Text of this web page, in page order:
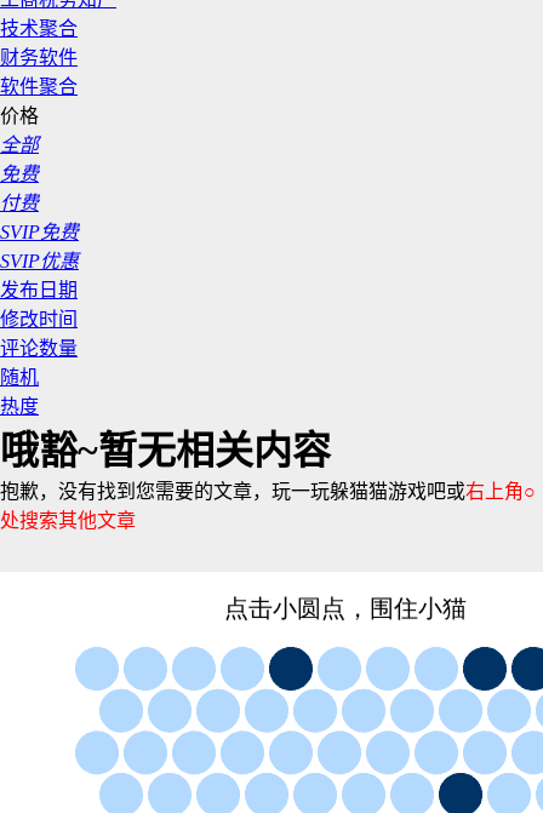
技术聚合
财务软件
软件聚合
价格
全部
免费
付费
SVIP免费
SVIP优惠
发布日期
修改时间
评论数量
随机
热度
哦豁~暂无相关内容
抱歉，没有找到您需要的文章，玩一玩躲猫猫游戏吧或右上角○
处搜索其他文章